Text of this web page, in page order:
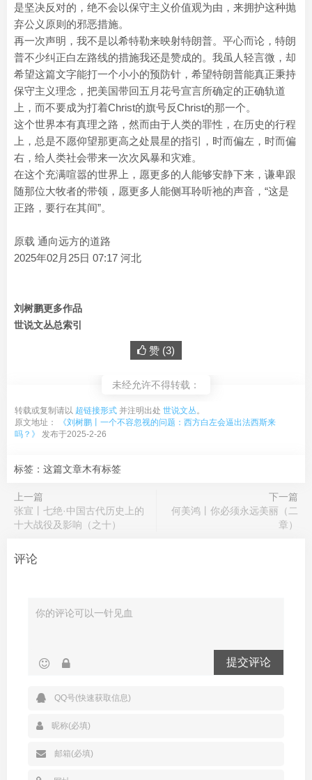
是坚决反对的，绝不会以保守主义价值观为由，来拥护这种抛
弃公义原则的邪恶措施。
再一次声明，我不是以希特勒来映射特朗普。平心而论，特朗
普不少纠正白左路线的措施我还是赞成的。我虽人轻言微，却
希望这篇文字能打一个小小的预防针，希望特朗普能真正秉持
保守主义理念，把美国带回五月花号宣言所确定的正确轨道
上，而不要成为打着Christ的旗号反Christ的那一个。
这个世界本有真理之路，然而由于人类的罪性，在历史的行程
上，总是不愿仰望那更高之处晨星的指引，时而偏左，时而偏
右，给人类社会带来一次次风暴和灾难。
在这个充满喧嚣的世界上，愿更多的人能够安静下来，谦卑跟
随那位大牧者的带领，愿更多人能侧耳聆听祂的声音，“这是
正路，要行在其间”。
原载 通向远方的道路
2025年02月25日 07:17 河北
刘树鹏更多作品
世说文丛总索引
赞 (3)
未经允许不得转载：
转载或复制请以 超链接形式 并注明出处 世说文丛。
原文地址：
《刘树鹏丨一个不容忽视的问题：西方白左会逼出法西斯来
吗？》
发布于2025-2-26
标签：这篇文章木有标签
上一篇
张宣丨七绝·中国古代历史上的
十大战役及影响（之十）
下一篇
何美鸿丨你必须永远美丽（二
章）
评论
提交评论